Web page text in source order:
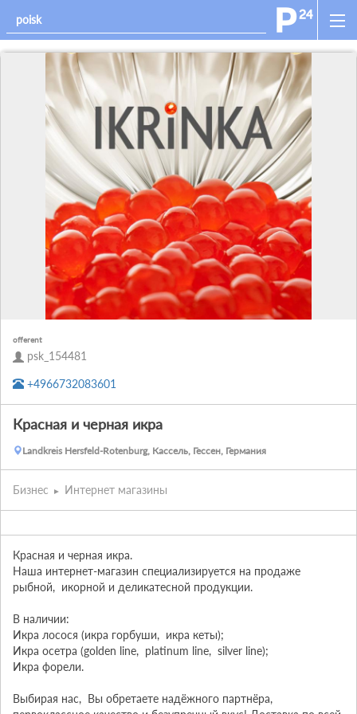
offerent
psk_154481
+4966732083601
Красная и черная икра
Landkreis Hersfeld-Rotenburg, Кассель, Гессен, Германия
Бизнес Интернет магазины
Красная и черная икра.
Наша интернет-магазин специализируется на продаже
рыбной,  икорной и деликатесной продукции.
В наличии:
Икра лосося (икра горбуши,  икра кеты);
Икра осетра (golden line,  platinum line,  silver line);
Икра форели.
Выбирая нас,  Вы обретаете надёжного партнёра,